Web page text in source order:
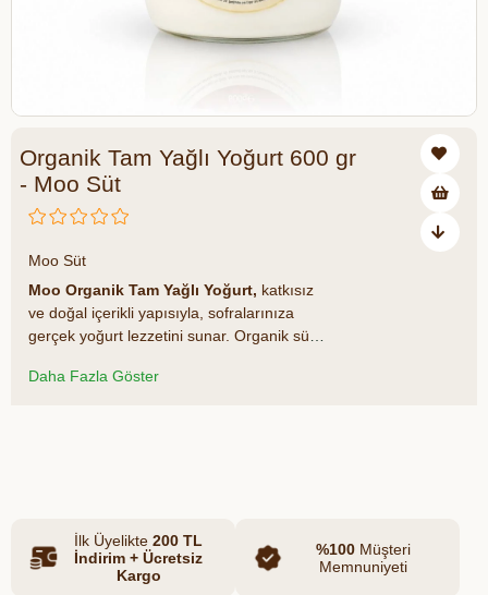
Organik Tam Yağlı Yoğurt 600 gr
- Moo Süt
Moo Süt
Moo Organik Tam Yağlı Yoğurt, katkısız
ve doğal içerikli yapısıyla, sofralarınıza
gerçek yoğurt lezzetini sunar. Organik süt
üretilen bu ürün; yoğun kıvamı, lezzet
Daha Fazla Göster
İlk Üyelikte 200 TL
İndirim + Ücretsiz
Kargo
%100Müşteri
Memnuniyeti